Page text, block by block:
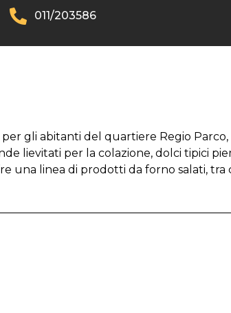
011/203586
gli abitanti del quartiere Regio
lievitati per la colazione, dolci tipici
una linea di prodotti da forno salati,